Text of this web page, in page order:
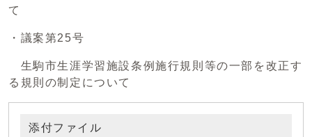
て
・議案第25号
生駒市生涯学習施設条例施行規則等の一部を改正す
る規則の制定について
添付ファイル